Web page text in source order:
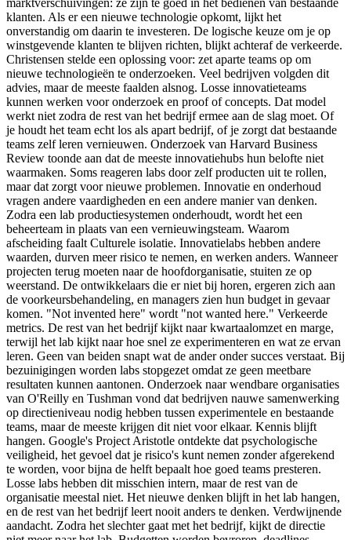
marktverschuivingen: ze zijn te goed in het bedienen van bestaande
klanten. Als er een nieuwe technologie opkomt, lijkt het
onverstandig om daarin te investeren. De logische keuze om je op
winstgevende klanten te blijven richten, blijkt achteraf de verkeerde.
Christensen stelde een oplossing voor: zet aparte teams op om
nieuwe technologieën te onderzoeken. Veel bedrijven volgden dit
advies, maar de meeste faalden alsnog. Losse innovatieteams
kunnen werken voor onderzoek en proof of concepts. Dat model
werkt niet zodra de rest van het bedrijf ermee aan de slag moet. Of
je houdt het team echt los als apart bedrijf, of je zorgt dat bestaande
teams zelf leren vernieuwen. Onderzoek van Harvard Business
Review toonde aan dat de meeste innovatiehubs hun belofte niet
waarmaken. Soms reageren labs door zelf producten uit te rollen,
maar dat zorgt voor nieuwe problemen. Innovatie en onderhoud
vragen andere vaardigheden en een andere manier van denken.
Zodra een lab productiesystemen onderhoudt, wordt het een
beheerteam in plaats van een vernieuwingsteam. Waarom
afscheiding faalt Culturele isolatie. Innovatielabs hebben andere
waarden, durven meer risico te nemen, en werken anders. Wanneer
projecten terug moeten naar de hoofdorganisatie, stuiten ze op
weerstand. De ontwikkelaars die er niet bij horen, ergeren zich aan
de voorkeursbehandeling, en managers zien hun budget in gevaar
komen. "Not invented here" wordt "not wanted here." Verkeerde
metrics. De rest van het bedrijf kijkt naar kwartaalomzet en marge,
terwijl het lab kijkt naar hoe snel ze experimenteren en wat ze ervan
leren. Geen van beiden snapt wat de ander onder succes verstaat. Bij
bezuinigingen worden labs stopgezet omdat ze geen meetbare
resultaten kunnen aantonen. Onderzoek naar wendbare organisaties
van O'Reilly en Tushman vond dat bedrijven nauwe samenwerking
op directieniveau nodig hebben tussen experimentele en bestaande
teams, maar de meeste krijgen dit niet voor elkaar. Kennis blijft
hangen. Google's Project Aristotle ontdekte dat psychologische
veiligheid, het gevoel dat je risico's kunt nemen zonder afgerekend
te worden, voor bijna de helft bepaalt hoe goed teams presteren.
Losse labs hebben dit misschien intern, maar de rest van de
organisatie meestal niet. Het nieuwe denken blijft in het lab hangen,
en de rest van het bedrijf leert nooit anders te denken. Verdwijnende
aandacht. Zodra het slechter gaat met het bedrijf, kijkt de directie